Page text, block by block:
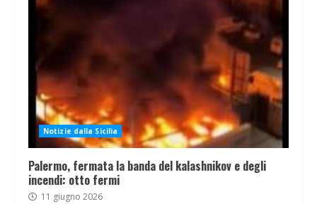
Notizie dalla Sicilia
Palermo, fermata la banda del kalashnikov e degli
incendi: otto fermi
11 giugno 2026